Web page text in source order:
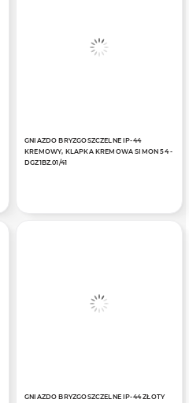
GNIAZDO BRYZGOSZCZELNE IP-44
KREMOWY, KLAPKA KREMOWA SIMON 54 -
DGZ1BZ.01/41
GNIAZDO BRYZGOSZCZELNE IP-44 ZŁOTY